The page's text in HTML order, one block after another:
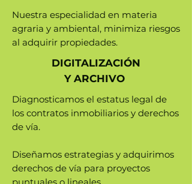
Nuestra especialidad en materia
agraria y ambiental, minimiza riesgos
al adquirir propiedades.
DIGITALIZACIÓN
Y ARCHIVO
Diagnosticamos el estatus legal de
los contratos inmobiliarios y derechos
de vía.
Diseñamos estrategias y adquirimos
derechos de vía para proyectos